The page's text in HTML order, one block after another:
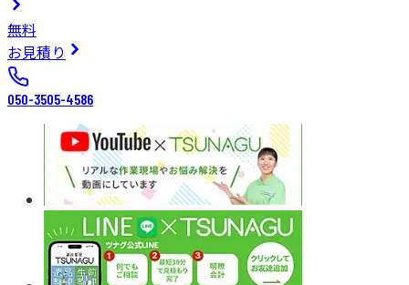
無料
お見積り
050-3505-4586